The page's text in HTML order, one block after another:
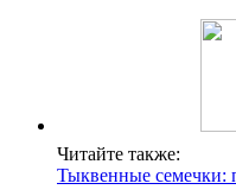
Читайте также:
Тыквенные семечки: